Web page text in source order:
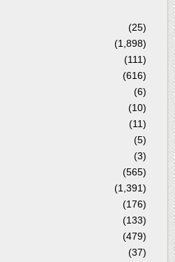
(25)
(1,898)
(111)
(616)
(6)
(10)
(11)
(5)
(3)
(565)
(1,391)
(176)
(133)
(479)
(37)